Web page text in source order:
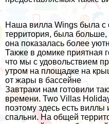
Наша вилла Wings была с
территория, была
она показалась более
Также в домике приятная
что мы с удовольствием
утром на площадке на
от жары в бассейне
Завтраки нам готовили
времени. Two Villas
поэтому здесь есть
спальни. На общей